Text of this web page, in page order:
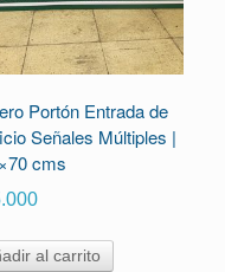
Portón Entrada de
Señales Múltiples |
cms
al carrito